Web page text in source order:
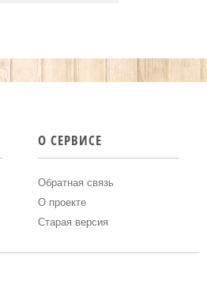
Подробнее...
О СЕРВИСЕ
Обратная связь
О проекте
Старая версия